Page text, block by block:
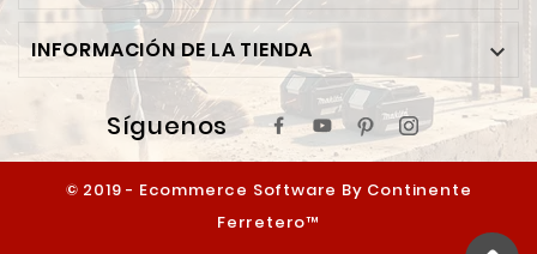
INFORMACIÓN DE LA TIENDA 
Síguenos
© 2019 - Ecommerce Software By Continente
Ferretero™